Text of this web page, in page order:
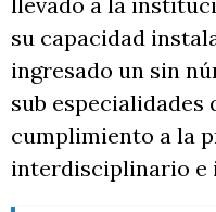
su capacidad
ingresado un sin
sub especialidades
cumplimiento a la
interdisciplinario e